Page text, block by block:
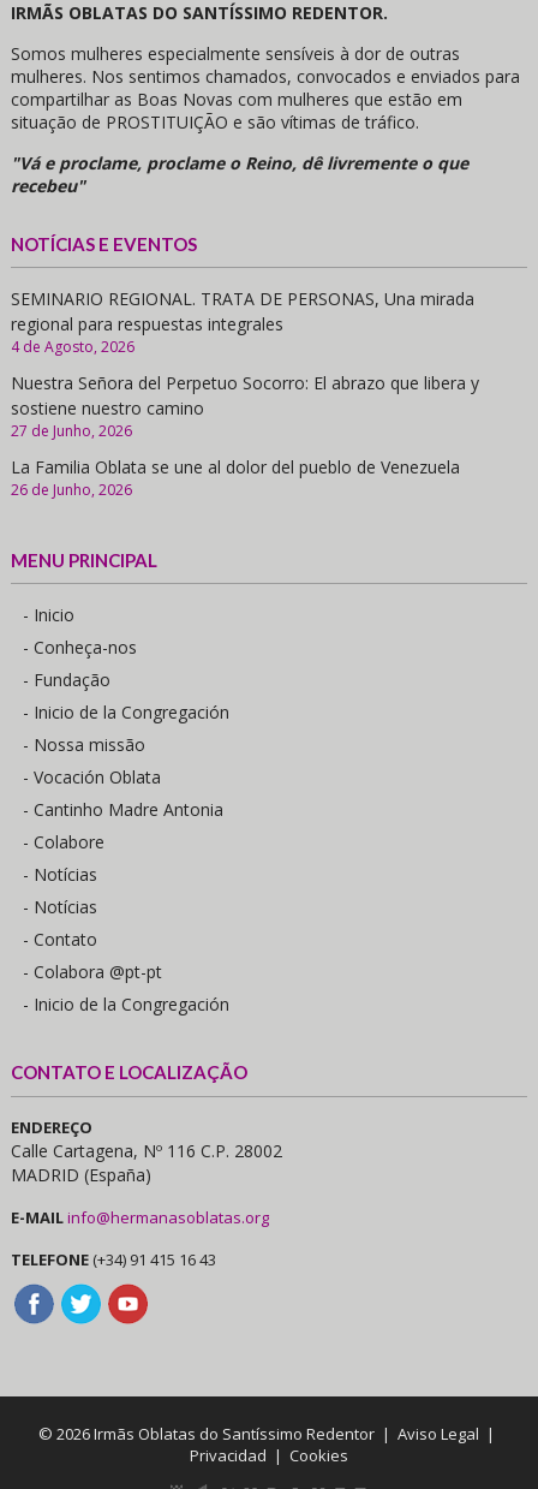
IRMÃS OBLATAS DO SANTÍSSIMO REDENTOR.
Somos mulheres especialmente sensíveis à dor de outras
mulheres. Nos sentimos chamados, convocados e enviados para
compartilhar as Boas Novas com mulheres que estão em
situação de PROSTITUIÇÃO e são vítimas de tráfico.
"Vá e proclame, proclame o Reino, dê livremente o que
recebeu"
NOTÍCIAS E EVENTOS
SEMINARIO REGIONAL. TRATA DE PERSONAS, Una mirada
regional para respuestas integrales
4 de Agosto, 2026
Nuestra Señora del Perpetuo Socorro: El abrazo que libera y
sostiene nuestro camino
27 de Junho, 2026
La Familia Oblata se une al dolor del pueblo de Venezuela
26 de Junho, 2026
MENU PRINCIPAL
- Inicio
- Conheça-nos
- Fundação
- Inicio de la Congregación
- Nossa missão
- Vocación Oblata
- Cantinho Madre Antonia
- Colabore
- Notícias
- Notícias
- Contato
- Colabora @pt-pt
- Inicio de la Congregación
CONTATO E LOCALIZAÇÃO
ENDEREÇO
Calle Cartagena, Nº 116 C.P. 28002
MADRID (España)
E-MAILinfo@hermanasoblatas.org
TELEFONE (+34) 91 415 16 43
© 2026 Irmãs Oblatas do Santíssimo Redentor |Aviso Legal |
Privacidad | Cookies